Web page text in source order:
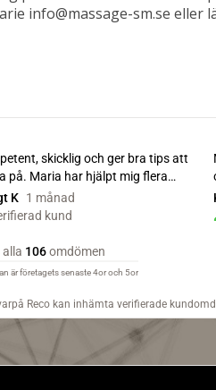
info@massage-sm.se eller